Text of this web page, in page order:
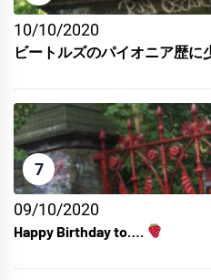
10/10/2020
ビートルズのパイオニア歴に
7
09/10/2020
Happy Birthday to….